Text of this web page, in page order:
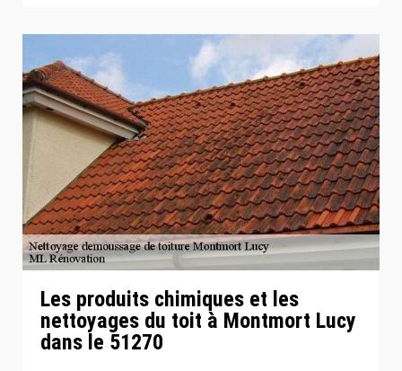
Les produits chimiques et les
nettoyages du toit à Montmort Lucy
dans le 51270